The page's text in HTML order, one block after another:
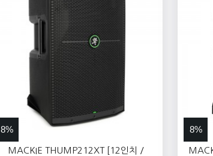
8%
MACKIE THUMP212XT [12인치 /
8%